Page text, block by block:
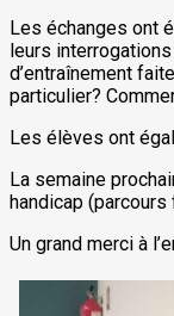
Les échanges ont
leurs
d’entraînement
particulier?
Les élèves ont
La semaine
handicap
Un grand merci à